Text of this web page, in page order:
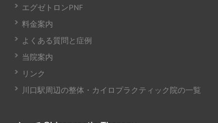
エグゼトロンPNF
料金案内
よくある質問と症例
当院案内
リンク
川口駅周辺の整体・カイロプラクティック院の一覧